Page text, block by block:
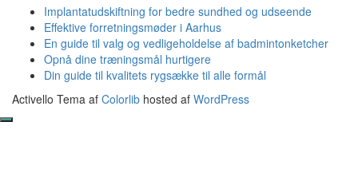
Implantatudskiftning for bedre sundhed og udseende
Effektive forretningsmøder i Aarhus
En guide til valg og vedligeholdelse af badmintonketcher
Opnå dine træningsmål hurtigere
Din guide til kvalitets rygsække til alle formål
Activello Tema af Colorlib hosted af WordPress